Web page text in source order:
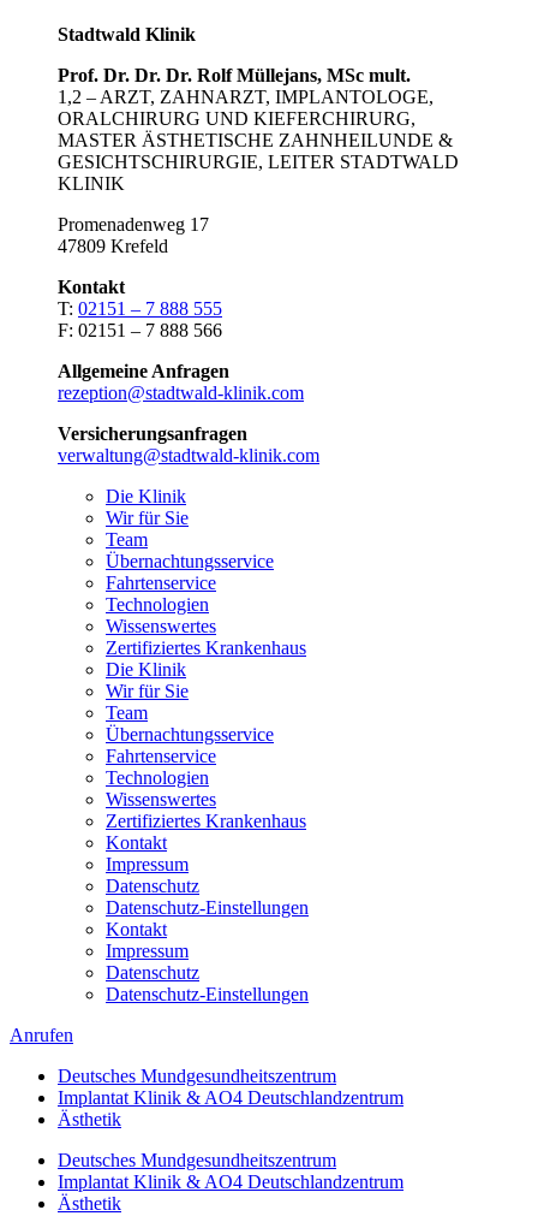
Stadtwald Klinik
Prof. Dr. Dr. Dr. Rolf Müllejans, MSc mult.
1,2 – ARZT, ZAHNARZT, IMPLANTOLOGE,
ORALCHIRURG UND KIEFERCHIRURG,
MASTER ÄSTHETISCHE ZAHNHEILUNDE &
GESICHTSCHIRURGIE, LEITER STADTWALD
KLINIK
Promenadenweg 17
47809 Krefeld
Kontakt
T: 02151 – 7 888 555
F: 02151 – 7 888 566
Allgemeine Anfragen
rezeption@stadtwald-klinik.com
Versicherungsanfragen
verwaltung@stadtwald-klinik.com
Die Klinik
Wir für Sie
Team
Übernachtungsservice
Fahrtenservice
Technologien
Wissenswertes
Zertifiziertes Krankenhaus
Die Klinik
Wir für Sie
Team
Übernachtungsservice
Fahrtenservice
Technologien
Wissenswertes
Zertifiziertes Krankenhaus
Kontakt
Impressum
Datenschutz
Datenschutz-Einstellungen
Kontakt
Impressum
Datenschutz
Datenschutz-Einstellungen
Anrufen
Deutsches Mundgesundheitszentrum
Implantat Klinik & AO4 Deutschlandzentrum
Ästhetik
Deutsches Mundgesundheitszentrum
Implantat Klinik & AO4 Deutschlandzentrum
Ästhetik